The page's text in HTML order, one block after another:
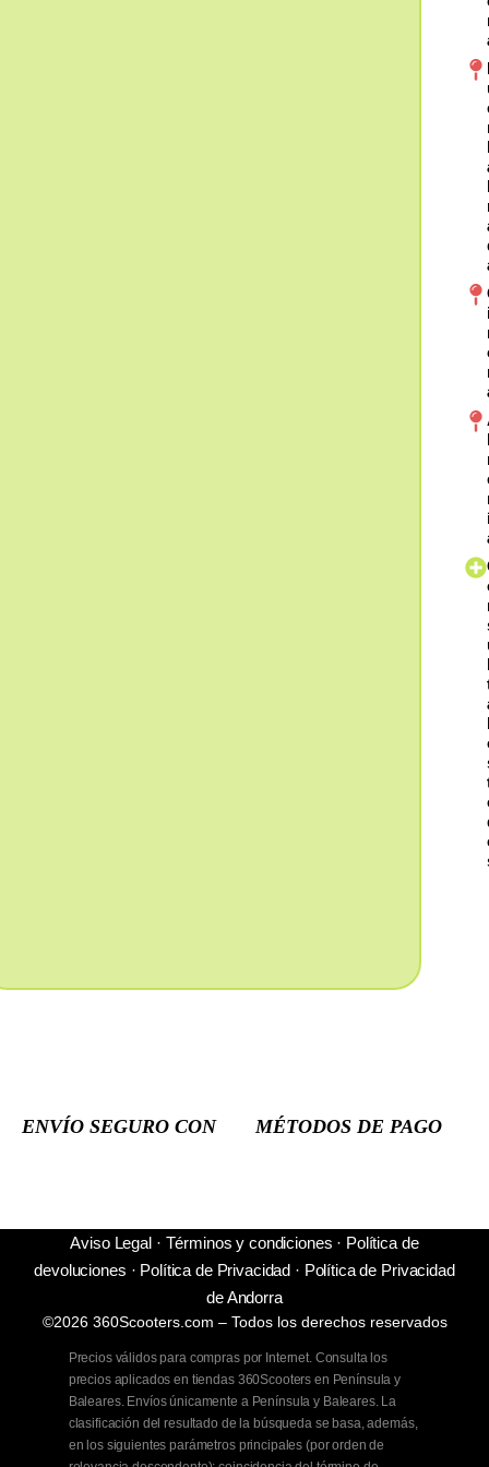
ENVÍO SEGURO CON MÉTODOS DE PAGO
Aviso Legal· Términos y condiciones · Política de
devoluciones · Política de Privacidad · Política de Privacidad
de Andorra
©2026 360Scooters.com – Todos los derechos reservados
Precios válidos para compras por Internet. Consulta los
precios aplicados en tiendas 360Scooters en Península y
Baleares. Envíos únicamente a Península y Baleares. La
clasificación del resultado de la búsqueda se basa, además,
en los siguientes parámetros principales (por orden de